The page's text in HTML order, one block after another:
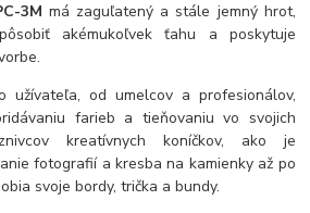
3M má zaguľatený a stále jemný hrot,
akémukoľvek ťahu a poskytuje
užívateľa, od umelcov a profesionálov,
farieb a tieňovaniu vo svojich
kreatívnych koníčkov, ako je
fotografií a kresba na kamienky až po
svoje bordy, trička a bundy.